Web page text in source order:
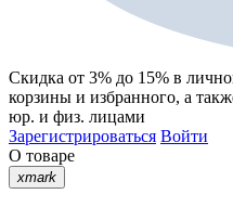
Скидка от 3% до 15% в
корзины и избранного, а
юр. и физ. лицами
Зарегистрироваться Войти
О товаре
xmark